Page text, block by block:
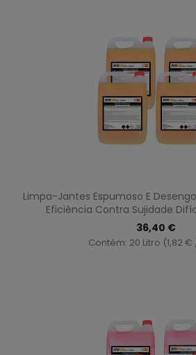
Limpa-Jantes Espumoso E
Eficiência Contra Sujidade
36,40 €
Contém: 20 Litro (1,82 €